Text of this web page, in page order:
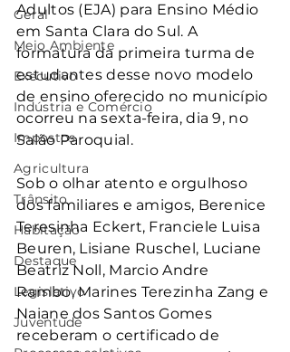
Geral
Meio Ambiente
Executivo
Indústria e Comércio
Impostos
Agricultura
Trânsito
Habitação
Destaque
Legislativo
Juventude
Adultos (EJA) para Ensino Médio
em Santa Clara do Sul. A
formatura da primeira turma de
estudantes desse novo modelo
de ensino oferecido no município
ocorreu na sexta-feira, dia 9, no
Salão Paroquial.
Sob o olhar atento e orgulhoso
dos familiares e amigos, Berenice
Teresinha Eckert, Franciele Luisa
Beuren, Lisiane Ruschel, Luciane
Beatriz Noll, Marcio Andre
Rambo, Marines Terezinha Zang e
Naiane dos Santos Gomes
receberam o certificado de